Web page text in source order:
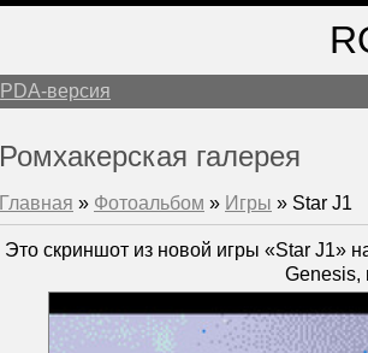
PDA-версия
Ромхакерская галерея
Главная » Фотоальбом » Игры » Star J1
Это скриншот из новой игры «Star J1»
Genesis,